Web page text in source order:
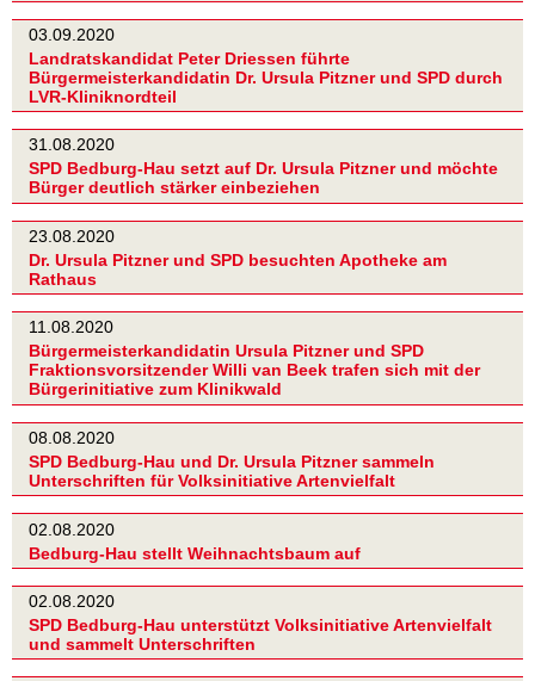
03.09.2020
Landratskandidat Peter Driessen führte
Bürgermeisterkandidatin Dr. Ursula Pitzner und SPD durch
LVR-Kliniknordteil
31.08.2020
SPD Bedburg-Hau setzt auf Dr. Ursula Pitzner und möchte
Bürger deutlich stärker einbeziehen
23.08.2020
Dr. Ursula Pitzner und SPD besuchten Apotheke am
Rathaus
11.08.2020
Bürgermeisterkandidatin Ursula Pitzner und SPD
Fraktionsvorsitzender Willi van Beek trafen sich mit der
Bürgerinitiative zum Klinikwald
08.08.2020
SPD Bedburg-Hau und Dr. Ursula Pitzner sammeln
Unterschriften für Volksinitiative Artenvielfalt
02.08.2020
Bedburg-Hau stellt Weihnachtsbaum auf
02.08.2020
SPD Bedburg-Hau unterstützt Volksinitiative Artenvielfalt
und sammelt Unterschriften